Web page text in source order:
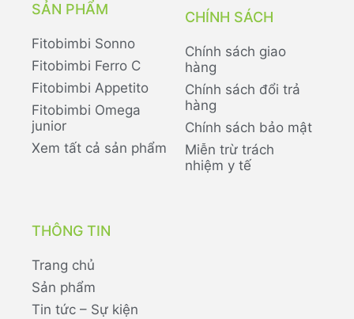
SẢN PHẨM
Fitobimbi Sonno
Fitobimbi Ferro C
Fitobimbi Appetito
Fitobimbi Omega
junior
Xem tất cả sản phẩm
CHÍNH SÁCH
Chính sách giao
hàng
Chính sách đổi trả
hàng
Chính sách bảo mật
Miễn trừ trách
nhiệm y tế
THÔNG TIN
Trang chủ
Sản phẩm
Tin tức – Sự kiện